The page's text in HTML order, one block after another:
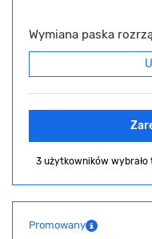
Wymiana paska
3 użytkowników
Promowany